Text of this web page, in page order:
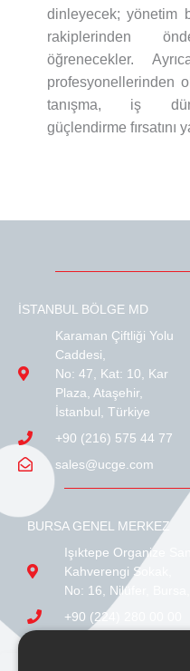
dinleyecek; yönetim
rakiplerinden
öğrenecekler.
profesyonellerinden
tanışma, iş
güçlendirme fırsatını
BURSA GENEL MERKEZ
Işıktepe Organize
Kahverengi Sokak,
No: 16, Nilüfer, Bursa,
+90 (224) 280 00 00
İSTANBUL BÖLGE MD
Karaman Çiftliği Yolu
Caddesi,
No: 47, Kat: 10, Kar
Plaza, Ataşehir,
İstanbul, Türkiye
+90 (216) 575 44 77
sales@ucge.com